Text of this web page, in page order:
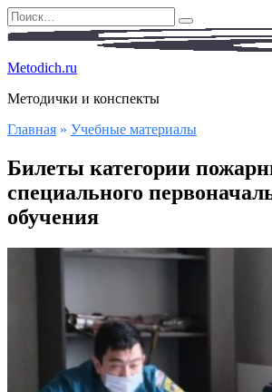
Перейти
к
Search
for:
Metodich.ru
Методички и конспекты
Главная » Учебные материалы
Билеты категории
специального
обучения